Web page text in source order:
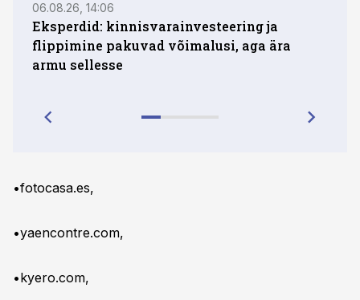
06.08.26, 14:06
Eksperdid: kinnisvarainvesteering ja
flippimine pakuvad võimalusi, aga ära
armu sellesse
•fotocasa.es,
•yaencontre.com,
•kyero.com,